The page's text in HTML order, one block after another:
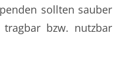
sollten sauber
bzw. nutzbar